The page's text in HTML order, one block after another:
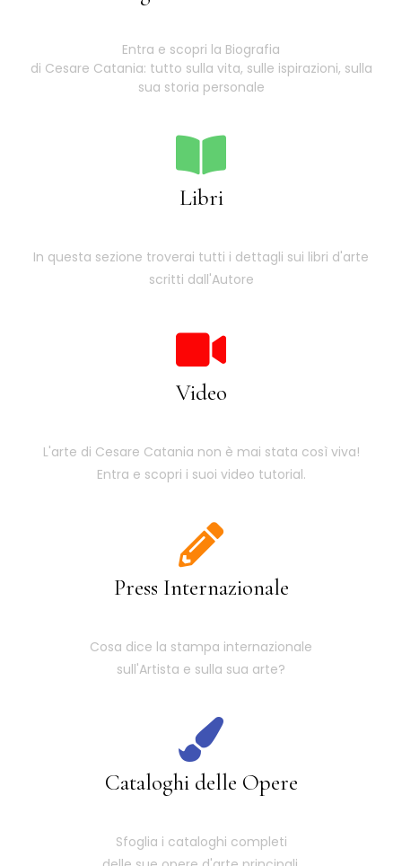
Entra e scopri la Biografia
di Cesare Catania: tutto sulla vita, sulle ispirazioni, sulla
sua storia personale
Libri
In questa sezione troverai tutti i dettagli sui libri d'arte
scritti dall'Autore
Video
L'arte di Cesare Catania non è mai stata così viva!
Entra e scopri i suoi video tutorial.
Press Internazionale
Cosa dice la stampa internazionale
sull'Artista e sulla sua arte?
Cataloghi delle Opere
Sfoglia i cataloghi completi